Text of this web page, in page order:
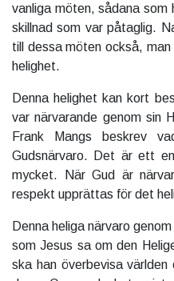
vanliga möten, sådana som
skillnad som var påtaglig.
till dessa möten också,
helighet.
Denna helighet kan kort
var närvarande genom sin
Frank Mangs beskrev
Gudsnärvaro. Det är ett
mycket. När Gud är
respekt upprättas för det
Denna heliga närvaro
som Jesus sa om den
ska han överbevisa